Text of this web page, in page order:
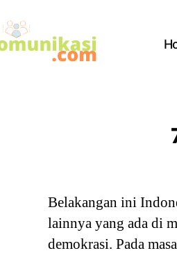
Belakangan ini
lainnya yang ada di
demokrasi. Pada